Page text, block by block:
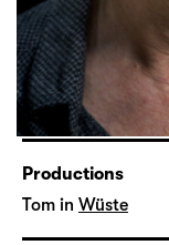
Productions
Tom in Wüste